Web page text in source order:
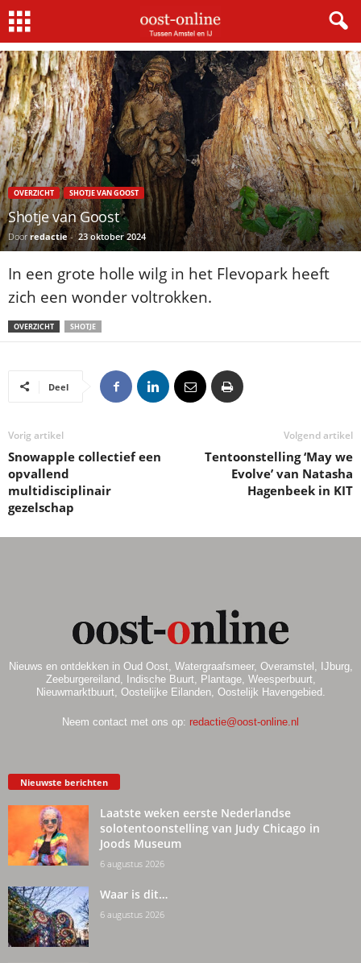
Home Shotje van Goost
OVERZICHT SHOTJE VAN GOOST
Shotje van Goost
Door redactie- 23 oktober 2024
In een grote holle wilg in het Flevopark heeft
zich een wonder voltrokken.
OVERZICHT SHOTJE
Deel
Vorig artikel
Snowapple collectief een
opvallend
multidisciplinair
gezelschap
Volgend artikel
Tentoonstelling ‘May we
Evolve’ van Natasha
Hagenbeek in KIT
Nieuws en ontdekken in Oud Oost, Watergraafsmeer, Overamstel, IJburg,
Zeeburgereiland, Indische Buurt, Plantage, Weesperbuurt,
Nieuwmarktbuurt, Oostelijke Eilanden, Oostelijk Havengebied.
Neem contact met ons op: redactie@oost-online.nl
Nieuwste berichten
Laatste weken eerste Nederlandse
solotentoonstelling van Judy Chicago in
Joods Museum
6 augustus 2026
Waar is dit…
6 augustus 2026